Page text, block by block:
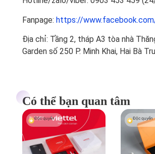
Fanpage: https://
Địa chỉ: Tầng 2, tháp A3 tòa nhà
Garden số 250 P. Minh Khai, Hai Bà
Có thể bạn quan tâm
Độc quyền Độc quyền